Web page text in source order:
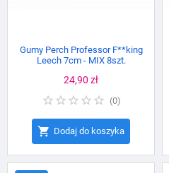
Gumy Perch Professor F**king
Leech 7cm - MIX 8szt.
Cena
24,90 zł
(0)
 Dodaj do koszyka